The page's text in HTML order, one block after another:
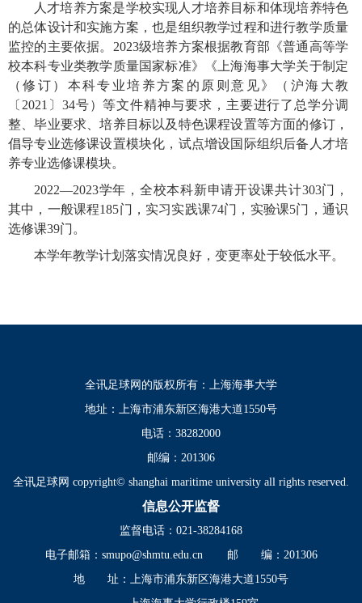
人才培养方案是学校实现人才培养目标和体现培养特色
的总体设计和实施方案，也是组织教学过程和进行教学质量
监控的主要依据。 2023级培养方案根据教育部《普通高等学
校本科专业类教学质量国家标准》《上海海事大学关于制定
（修订）本科专业培养方案的原则意见》（沪海大教
〔 2021 〕 34号）等文件精神与要求，主要进行了总学分调
整、毕业要求、培养目标以及特色课程设置等方面的修订，
倡导专业选修课设置模块化，试点增设国际组织后备人才培
养专业选修课模块。
2022—2023学年，全校本科新申请开设课共计303门，
其中，一般课程185门，实习实践课74门，实验课5门，通识
选修课39门。
本学年教学计划落实情况良好，变更率处于较低水平。
全讯足球网的版权所有：上海海事大学
地址：上海市浦东新区海港大道1550号
电话：38282000
邮编：201306
全讯足球网 copyright© shanghai maritime university all rights reserved.
信息公开监督
监督电话：021-38284168
电子邮箱： smupo@shmtu.edu.cn
邮 编：201306
地 址：上海市浦东新区海港大道1550号